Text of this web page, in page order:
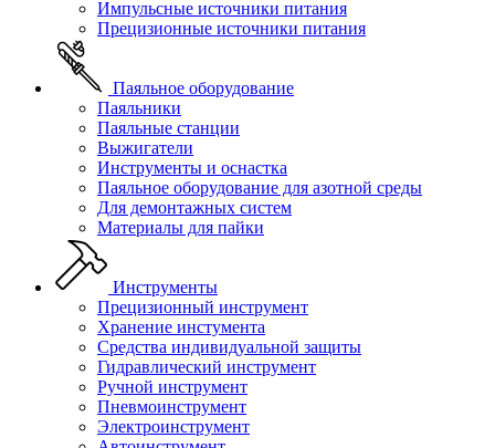
Импульсные источники питания
Прецизионные источники питания
Паяльное оборудование
Паяльники
Паяльные станции
Выжигатели
Инструменты и оснастка
Паяльное оборудование для азотной среды
Для демонтажных систем
Материалы для пайки
Инструменты
Прецизионный инструмент
Хранение инстумента
Средства индивидуальной защиты
Гидравлический инструмент
Ручной инструмент
Пневмоинструмент
Электроинструмент